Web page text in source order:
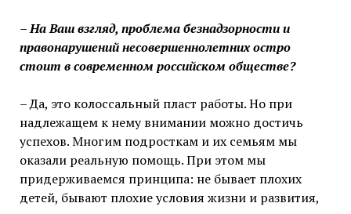
– На Ваш взгляд, проблема безнадзорности и
правонарушений несовершеннолетних остро
стоит в современном российском обществе?
– Да, это колоссальный пласт работы. Но при
надлежащем к нему внимании можно достичь
успехов. Многим подросткам и их семьям мы
оказали реальную помощь. При этом мы
придерживаемся принципа: не бывает плохих
детей, бывают плохие условия жизни и развития,